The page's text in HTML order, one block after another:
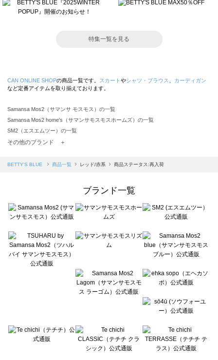
特集一覧を見る
CAN ONLINE SHOPの商品一覧です。 スカート やシャツ・ブラウス
カーディガン
など定番アイテムを取り揃えております。
Samansa Mos2（サマンサ モスモス）の一覧
Samansa Mos2 home's（サマンサモスモスホームズ）の一覧
SM2（エスエムツー）の一覧
TSUHARU by Samansa Mos2（ツハルバイサマンサモスモス）の一覧
Samansa Mos2 blue（サマンサモスモス ブルー）の一覧
Te chichi（テチチ）の一覧
Te chichi CLASSIC（テチチ クラシック）の一覧
Lugnoncure（ルノンキュール）の一覧
BETTY'S BLUE（べティーズブルー）の一覧
Wpc.（ワールドパーティー）の一覧
その他のブランド ＋
BETTY'S BLUE 商品一覧 レッド/赤系 商品ステータス:再入荷
ブランド一覧